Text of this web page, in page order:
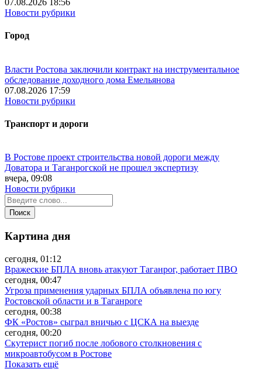
07.08.2026 18:56
Новости рубрики
Город
Власти Ростова заключили контракт на инструментальное
обследование доходного дома Емельянова
07.08.2026 17:59
Новости рубрики
Транспорт и дороги
В Ростове проект строительства новой дороги между
Доватора и Таганрогской не прошел экспертизу
вчера, 09:08
Новости рубрики
Картина дня
сегодня, 01:12
Вражеские БПЛА вновь атакуют Таганрог, работает ПВО
сегодня, 00:47
Угроза применения ударных БПЛА объявлена по югу
Ростовской области и в Таганроге
сегодня, 00:38
ФК «Ростов» сыграл вничью с ЦСКА на выезде
сегодня, 00:20
Скутерист погиб после лобового столкновения с
микроавтобусом в Ростове
Показать ещё